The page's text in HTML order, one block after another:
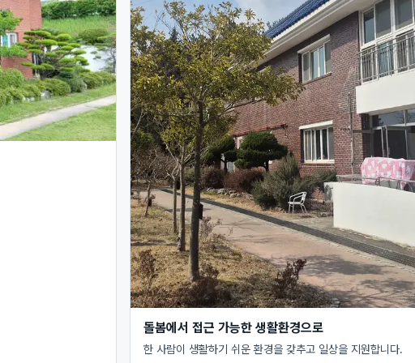
돌봄에서 접근 가능한 생활환경으로
한 사람이 생활하기 쉬운 환경을 갖추고 일상을 지원합니다.